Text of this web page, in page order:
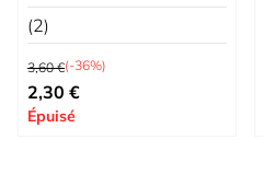
(2)
Prix normal
3,60 €(-36%)
Prix spécial
2,30 €
Épuisé